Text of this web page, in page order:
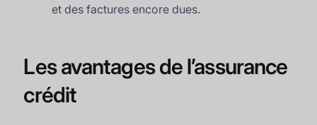
et des factures encore dues.
Les avantages de l’assurance
crédit